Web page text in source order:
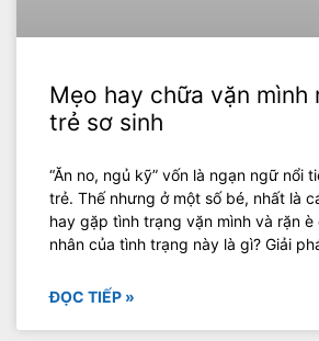
Mẹo hay chữa vặn mình
trẻ sơ sinh
“Ăn no, ngủ kỹ” vốn là ngạn ngữ nổi
trẻ. Thế nhưng ở một số bé, nhất là
hay gặp tình trạng vặn mình và rặn è
nhân của tình trạng này là gì? Giải
ĐỌC TIẾP »